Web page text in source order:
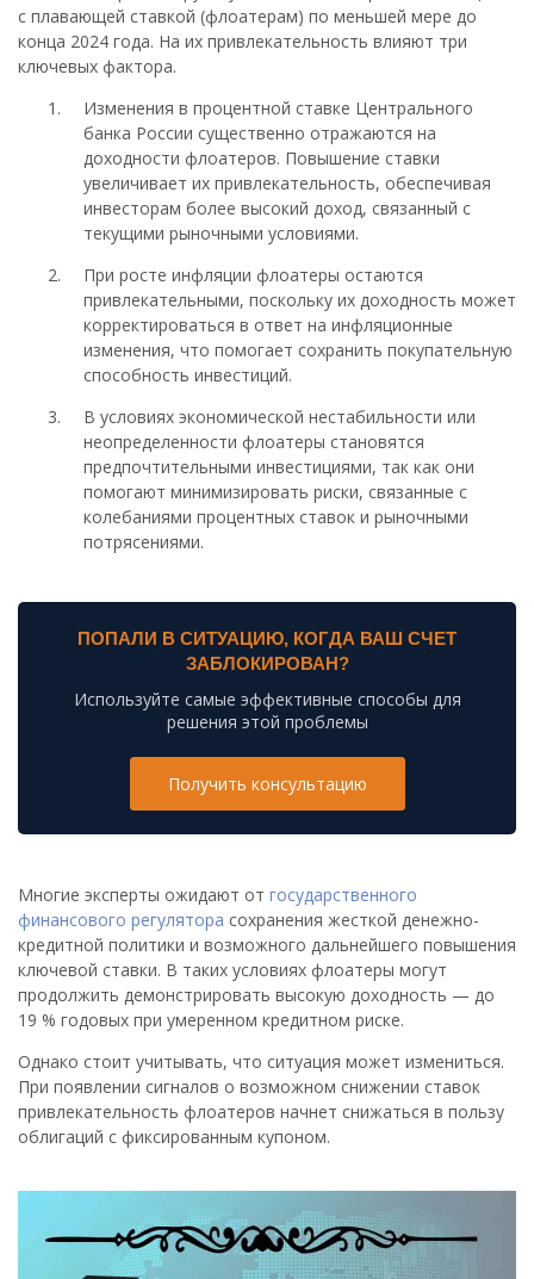
с плавающей ставкой (флоатерам) по меньшей мере до
конца 2024 года. На их привлекательность влияют три
ключевых фактора.
Изменения в процентной ставке Центрального
банка России существенно отражаются на
доходности флоатеров. Повышение ставки
увеличивает их привлекательность, обеспечивая
инвесторам более высокий доход, связанный с
текущими рыночными условиями.
При росте инфляции флоатеры остаются
привлекательными, поскольку их доходность может
корректироваться в ответ на инфляционные
изменения, что помогает сохранить покупательную
способность инвестиций.
В условиях экономической нестабильности или
неопределенности флоатеры становятся
предпочтительными инвестициями, так как они
помогают минимизировать риски, связанные с
колебаниями процентных ставок и рыночными
потрясениями.
ПОПАЛИ В СИТУАЦИЮ, КОГДА ВАШ СЧЕТ
ЗАБЛОКИРОВАН?
Используйте самые эффективные способы для
решения этой проблемы
Получить консультацию
Многие эксперты ожидают от государственного
финансового регулятора сохранения жесткой денежно-
кредитной политики и возможного дальнейшего повышения
ключевой ставки. В таких условиях флоатеры могут
продолжить демонстрировать высокую доходность — до
19 % годовых при умеренном кредитном риске.
Однако стоит учитывать, что ситуация может измениться.
При появлении сигналов о возможном снижении ставок
привлекательность флоатеров начнет снижаться в пользу
облигаций с фиксированным купоном.